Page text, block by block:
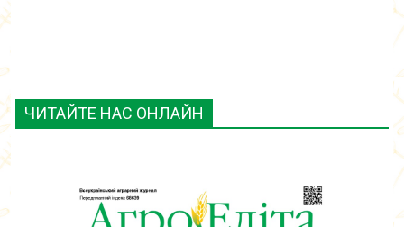
ЧИТАЙТЕ НАС ОНЛАЙН